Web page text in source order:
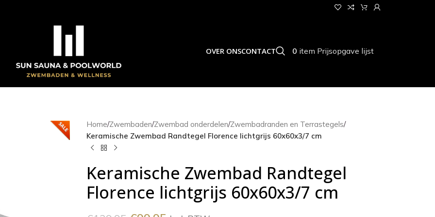
OVER ONSCONTACT 0 item Prijsopgave lijst
Home/Zwembaden/Zwembad onderdelen/Zwembadranden en Terrastegels/
Keramische Zwembad Randtegel Florence lichtgrijs 60x60x3/7 cm
Keramische Zwembad Randtegel
Florence lichtgrijs 60x60x3/7 cm